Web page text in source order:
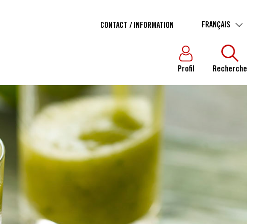
CONTACT / INFORMATION FRANÇAIS
Profil Recherche